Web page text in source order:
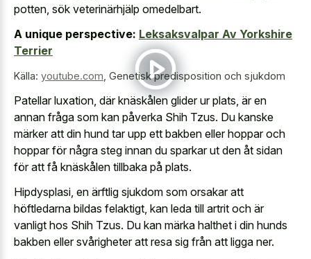
potten, sök veterinärhjälp omedelbart.
A unique perspective: Leksaksvalpar Av Yorkshire
Terrier
Källa: youtube.com Genetisk predisposition och sjukdom
Patellar luxation, där knäskålen glider ur plats, är en
annan fråga som kan påverka Shih Tzus. Du kanske
märker att din hund tar upp ett bakben eller hoppar och
hoppar för några steg innan du sparkar ut den åt sidan
för att få knäskålen tillbaka på plats.
Hipdysplasi, en ärftlig sjukdom som orsakar att
höftledarna bildas felaktigt, kan leda till artrit och är
vanligt hos Shih Tzus. Du kan märka halthet i din hunds
bakben eller svårigheter att resa sig från att ligga ner.